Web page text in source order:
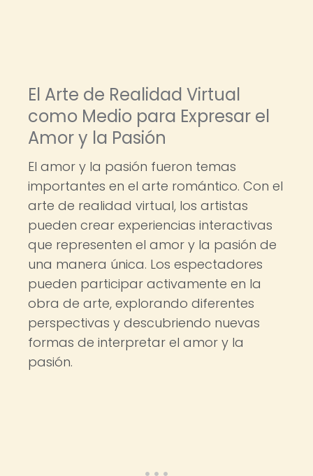
El Arte de Realidad Virtual
como Medio para Expresar el
Amor y la Pasión
El amor y la pasión fueron temas
importantes en el arte romántico. Con el
arte de realidad virtual, los artistas
pueden crear experiencias interactivas
que representen el amor y la pasión de
una manera única. Los espectadores
pueden participar activamente en la
obra de arte, explorando diferentes
perspectivas y descubriendo nuevas
formas de interpretar el amor y la
pasión.